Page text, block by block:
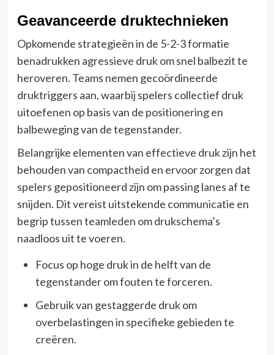
Geavanceerde druktechnieken
Opkomende strategieën in de 5-2-3 formatie
benadrukken agressieve druk om snel balbezit te
heroveren. Teams nemen gecoördineerde
druktriggers aan, waarbij spelers collectief druk
uitoefenen op basis van de positionering en
balbeweging van de tegenstander.
Belangrijke elementen van effectieve druk zijn het
behouden van compactheid en ervoor zorgen dat
spelers gepositioneerd zijn om passing lanes af te
snijden. Dit vereist uitstekende communicatie en
begrip tussen teamleden om drukschema’s
naadloos uit te voeren.
Focus op hoge druk in de helft van de
tegenstander om fouten te forceren.
Gebruik van gestaggerde druk om
overbelastingen in specifieke gebieden te
creëren.